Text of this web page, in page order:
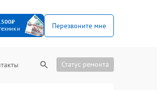
Перезвоните мне
Статус ремонта